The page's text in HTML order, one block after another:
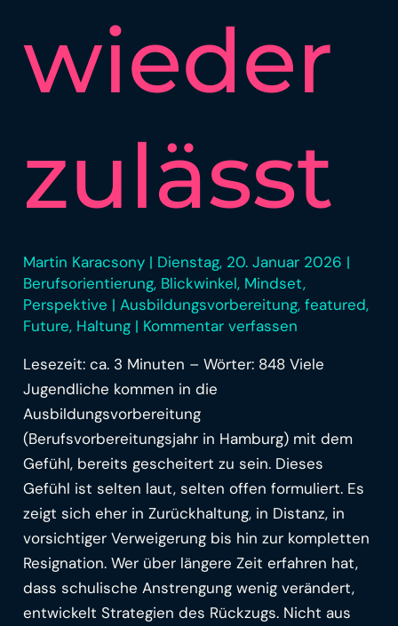
wieder
zulässt
Martin Karacsony | Dienstag, 20. Januar 2026 |
Berufsorientierung, Blickwinkel, Mindset,
Perspektive |Ausbildungsvorbereitung,featured,
Future, Haltung | Kommentar verfassen
Lesezeit: ca. 3 Minuten – Wörter: 848 Viele
Jugendliche kommen in die
Ausbildungsvorbereitung
(Berufsvorbereitungsjahr in Hamburg) mit dem
Gefühl, bereits gescheitert zu sein. Dieses
Gefühl ist selten laut, selten offen formuliert. Es
zeigt sich eher in Zurückhaltung, in Distanz, in
vorsichtiger Verweigerung bis hin zur kompletten
Resignation. Wer über längere Zeit erfahren hat,
dass schulische Anstrengung wenig verändert,
entwickelt Strategien des Rückzugs. Nicht aus